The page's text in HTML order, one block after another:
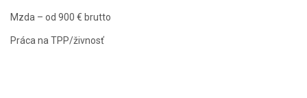
Mzda – od 900 € brutto
Práca na TPP/živnosť